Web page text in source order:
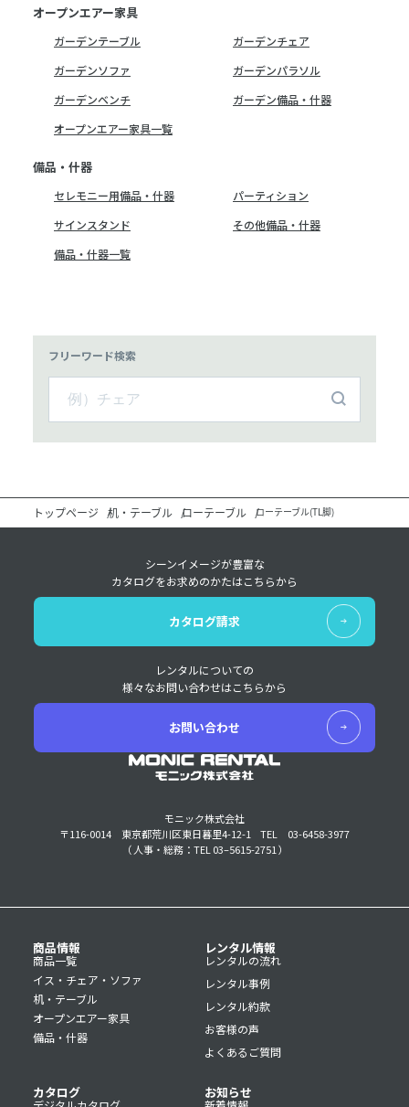
オープンエアー家具
ガーデンテーブル
ガーデンチェア
ガーデンソファ
ガーデンパラソル
ガーデンベンチ
ガーデン備品・什器
オープンエアー家具一覧
備品・什器
セレモニー用備品・什器
パーティション
サインスタンド
その他備品・什器
備品・什器一覧
フリーワード検索
トップページ 机・テーブル ローテーブル ローテーブル(TL脚)
モニック株式会社
〒116-0014 東京都荒川区東日暮里4-12-1
TEL 03-6458-3977
（ 人事・総務：TEL 03–5615-2751 ）
シーンイメージが豊富な
カタログをお求めのかたはこちらから
カタログ請求
レンタルについての
様々なお問い合わせはこちらから
お問い合わせ
商品情報
商品一覧
イス・チェア・ソファ
机・テーブル
オープンエアー家具
備品・什器
レンタル情報
レンタルの流れ
レンタル事例
レンタル約款
お客様の声
よくあるご質問
カタログ お知らせ